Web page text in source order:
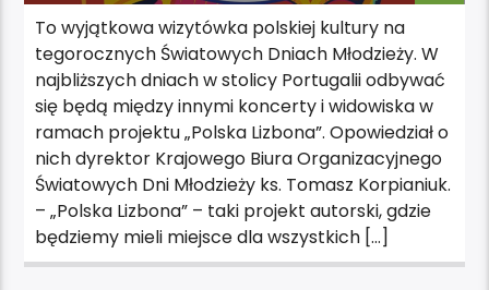
To wyjątkowa wizytówka polskiej kultury na
tegorocznych Światowych Dniach Młodzieży. W
najbliższych dniach w stolicy Portugalii odbywać
się będą między innymi koncerty i widowiska w
ramach projektu „Polska Lizbona”. Opowiedział o
nich dyrektor Krajowego Biura Organizacyjnego
Światowych Dni Młodzieży ks. Tomasz Korpianiuk.
– „Polska Lizbona” – taki projekt autorski, gdzie
będziemy mieli miejsce dla wszystkich […]